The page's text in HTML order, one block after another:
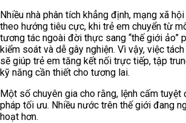
Nhiều nhà phân tích khẳng định, mạng xã
theo hướng tiêu cực, khi trẻ em chuyển từ
tương tác ngoài đời thực sang “thế giới ảo”
kiểm soát và dễ gây nghiện. Vì vậy, việc
sẽ giúp trẻ em tăng kết nối trực tiếp, tập
kỹ năng cần thiết cho tương lai.
Một số chuyên gia cho rằng, lệnh cấm
pháp tối ưu. Nhiều nước trên thế giới đang
hoạt hơn.